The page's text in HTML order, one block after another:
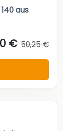
aus
€ 50,25 €